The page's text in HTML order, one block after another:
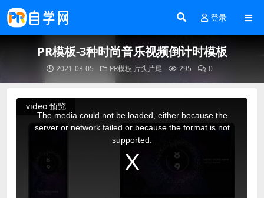
登录
PR模板-3种时尚音乐视频倒计时模板
2021-03-05 PR模板 片头片尾 295 0
video 预览
This
The media could not be loaded, either because the
server or network failed or because the format is not
supported.